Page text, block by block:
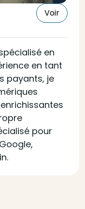
Voir
en
en tant
payants, je
pour